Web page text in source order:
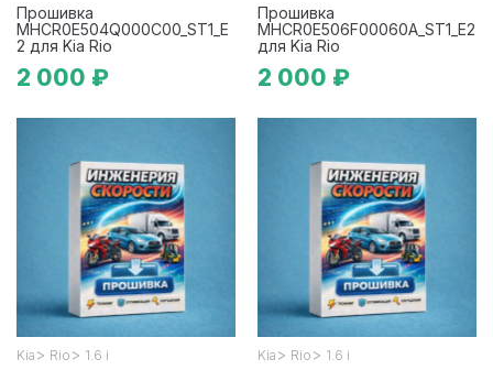
Прошивка
MHCR0E504Q000C00_ST1_E
2 для Kia Rio
2 000 ₽
Прошивка
MHCR0E506F00060A_ST1_E2
для Kia Rio
2 000 ₽
Kia > Rio > 1.6 i Kia > Rio > 1.6 i